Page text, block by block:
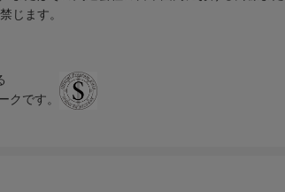
じます。
クです。